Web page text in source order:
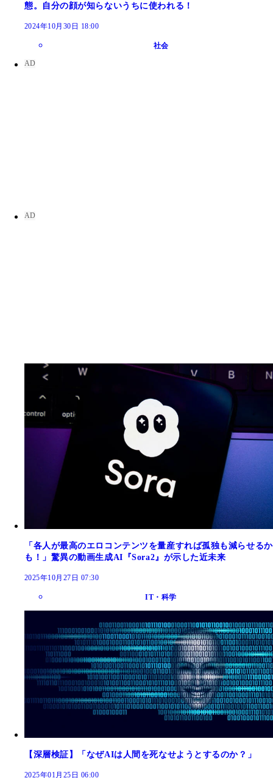
態。自分の顔が知らないうちに使われる！
2024年10月30日 18:00
社会
「各人が最高のエロコンテンツを量産すれば孤独も減らせるか
も！」驚異の動画生成AI『Sora2』が示した近未来
2025年10月27日 07:30
IT・科学
【深層検証】「なぜAIは人間を死なせようとするのか？」
2025年01月25日 06:00